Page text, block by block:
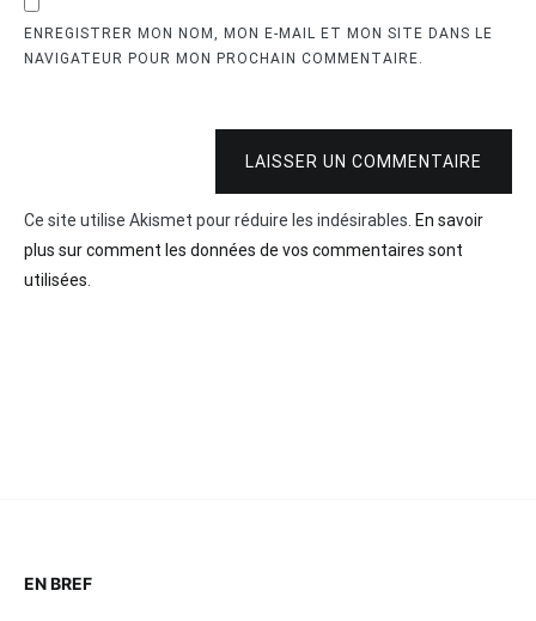
ENREGISTRER MON NOM, MON E-MAIL ET MON SITE DANS LE
NAVIGATEUR POUR MON PROCHAIN COMMENTAIRE.
LAISSER UN COMMENTAIRE
Ce site utilise Akismet pour réduire les indésirables. En savoir
plus sur comment les données de vos commentaires sont
utilisées
EN BREF